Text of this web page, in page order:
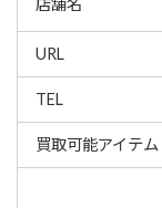
店舗名
URL
TEL
買取可能アイテム